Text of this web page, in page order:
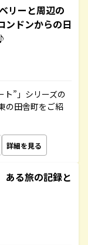
リーと周辺の
ンドンからの日
ト”」シリーズの
の田舎町をご紹
詳細を見る
る旅の記録と